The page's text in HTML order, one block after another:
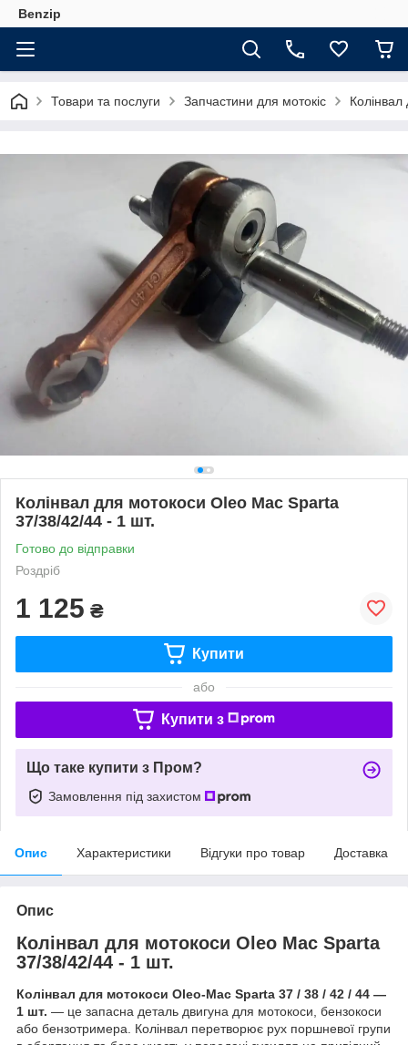
Benzip
Товари та послуги Запчастини для мотокіс
Колінвал для мотокоси Oleo Mac Sparta
37/38/42/44 - 1 шт.
Готово до відправки
Роздріб
1 125 ₴
Купити
або
Купити з
Що таке купити з Пром?
Замовлення під захистом
Опис Характеристики Відгуки про товар Доставка
Опис
Колінвал для мотокоси Oleo Mac Sparta
37/38/42/44 - 1 шт.
Колінвал для мотокоси Oleo-Mac Sparta 37 / 38 / 42 / 44 —
1 шт. — це запасна деталь двигуна для мотокоси, бензокоси
або бензотримера. Колінвал перетворює рух поршневої групи